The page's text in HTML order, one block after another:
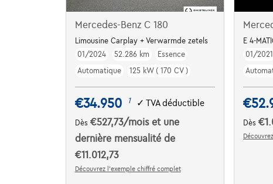
Mercedes-Benz C 180
Limousine Carplay + Verwarmde zetels
01/2024
52.286 km
Essence
Automatique
125 kW ( 170 CV )
€34.950 1 ✓ TVA déductible
Dès €527,73/mois et une
dernière mensualité de
€11.012,73
Découvrez l’exemple chiffré complet
E 4-
01/2021
Dès